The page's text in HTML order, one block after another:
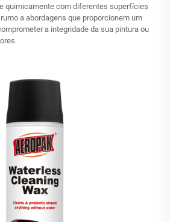
quimicamente com diferentes superfícies
a abordagens que proporcionem um
a integridade da sua pintura ou